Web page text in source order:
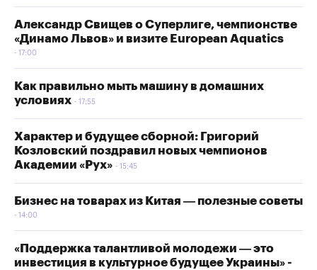
Александр Свищев о Суперлиге, чемпионстве
«Динамо Львов» и визите European Aquatics
17:00
Как правильно мыть машину в домашних
условиях
17:55
Характер и будущее сборной: Григорий
Козловский поздравил новых чемпионов
Академии «Рух»
15:45
Бизнес на товарах из Китая — полезные советы
14:00
«Поддержка талантливой молодежи — это
инвестиция в культурное будущее Украины» -